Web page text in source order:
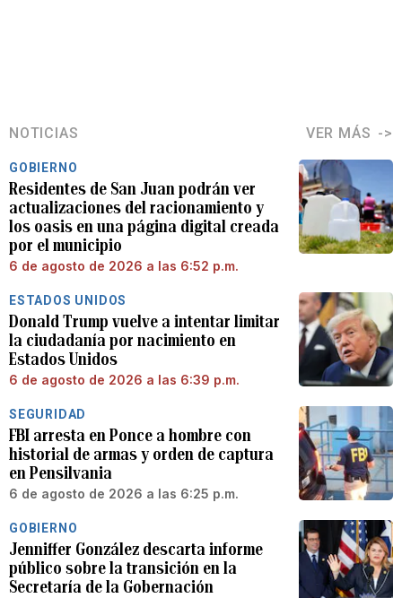
NOTICIAS VER MÁS
GOBIERNO
Residentes de San Juan podrán ver
actualizaciones del racionamiento y
los oasis en una página digital creada
por el municipio
6 de agosto de 2026 a las 6:52 p.m.
ESTADOS UNIDOS
Donald Trump vuelve a intentar limitar
la ciudadanía por nacimiento en
Estados Unidos
6 de agosto de 2026 a las 6:39 p.m.
SEGURIDAD
FBI arresta en Ponce a hombre con
historial de armas y orden de captura
en Pensilvania
6 de agosto de 2026 a las 6:25 p.m.
GOBIERNO
Jenniffer González descarta informe
público sobre la transición en la
Secretaría de la Gobernación